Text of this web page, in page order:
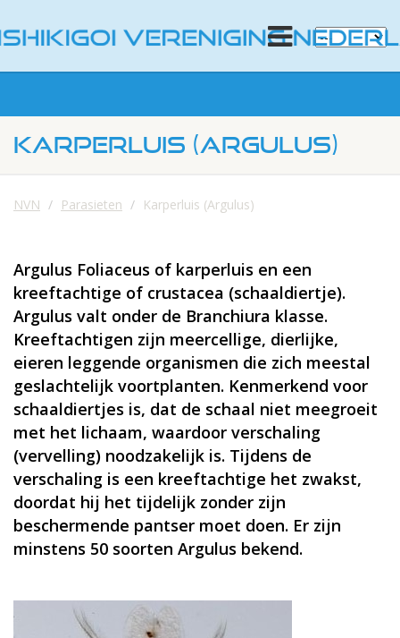
KARPERLUIS (ARGULUS)
NVN Parasieten Karperluis (Argulus)
Argulus Foliaceus of karperluis en een
kreeftachtige of crustacea (schaaldiertje).
Argulus valt onder de Branchiura klasse.
Kreeftachtigen zijn meercellige, dierlijke,
eieren leggende organismen die zich meestal
geslachtelijk voortplanten. Kenmerkend voor
schaaldiertjes is, dat de schaal niet meegroeit
met het lichaam, waardoor verschaling
(vervelling) noodzakelijk is. Tijdens de
verschaling is een kreeftachtige het zwakst,
doordat hij het tijdelijk zonder zijn
beschermende pantser moet doen. Er zijn
minstens 50 soorten Argulus bekend.